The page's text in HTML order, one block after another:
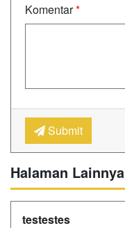
Komentar*
Submit
Halaman Lainnya
testestes